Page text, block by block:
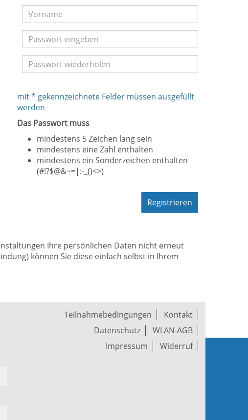
mit * gekennzeichnete Felder müssen ausgefüllt
werden
Das Passwort muss
mindestens 5 Zeichen lang sein
mindestens eine Zahl enthalten
mindestens ein Sonderzeichen enthalten
(#!?$@&~=|:-_()<>)
Registrieren
Ihre persönlichen Daten nicht erneut
können Sie diese einfach selbst in Ihrem
Teilnahmebedingungen
Kontakt
Datenschutz
WLAN-AGB
Impressum
Widerruf